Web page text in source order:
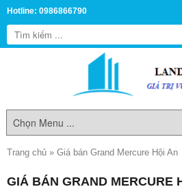
Hotline: 0986866790
Trang chủ » Giá bán Grand Mercure Hội An
GIÁ BÁN GRAND MERCURE